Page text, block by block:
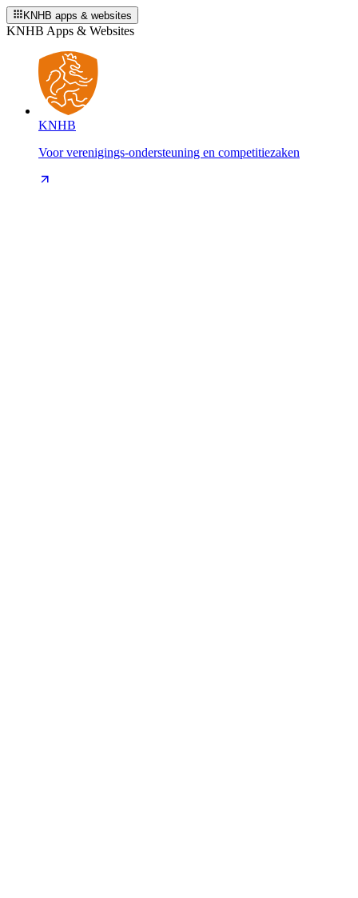
KNHB apps & websites
KNHB Apps & Websites
KNHB
Voor verenigings-ondersteuning en competitiezaken